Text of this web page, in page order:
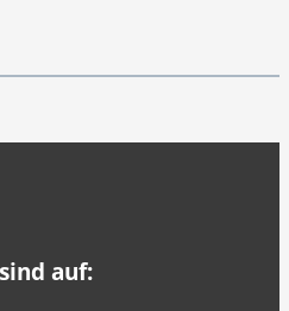
auf: